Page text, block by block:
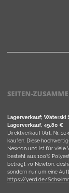
SEITEN-
Lagerverkauf; Waterski
Lagerverkauf, 49,80 €
Direktverkauf (Art. Nr.
kaufen. Diese
Newton und ist für viele
besteht aus 100%
beträgt 70 Newton,
sondern nur um eine
https://yerd.de/